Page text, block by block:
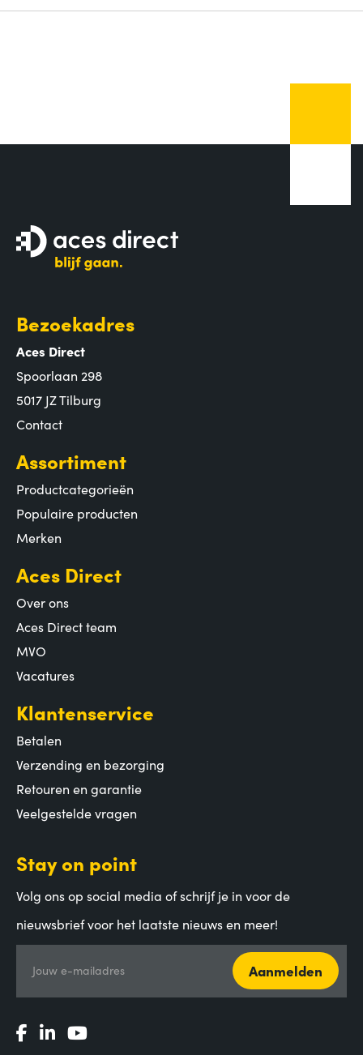
Bezoekadres
Aces Direct
Spoorlaan 298
5017 JZ Tilburg
Contact
Assortiment
Productcategorieën
Populaire producten
Merken
Aces Direct
Over ons
Aces Direct team
MVO
Vacatures
Klantenservice
Betalen
Verzending en bezorging
Retouren en garantie
Veelgestelde vragen
Stay on point
Volg ons op social media of schrijf je in voor de
nieuwsbrief voor het laatste nieuws en meer!
Jouw e-mailadres Aanmelden